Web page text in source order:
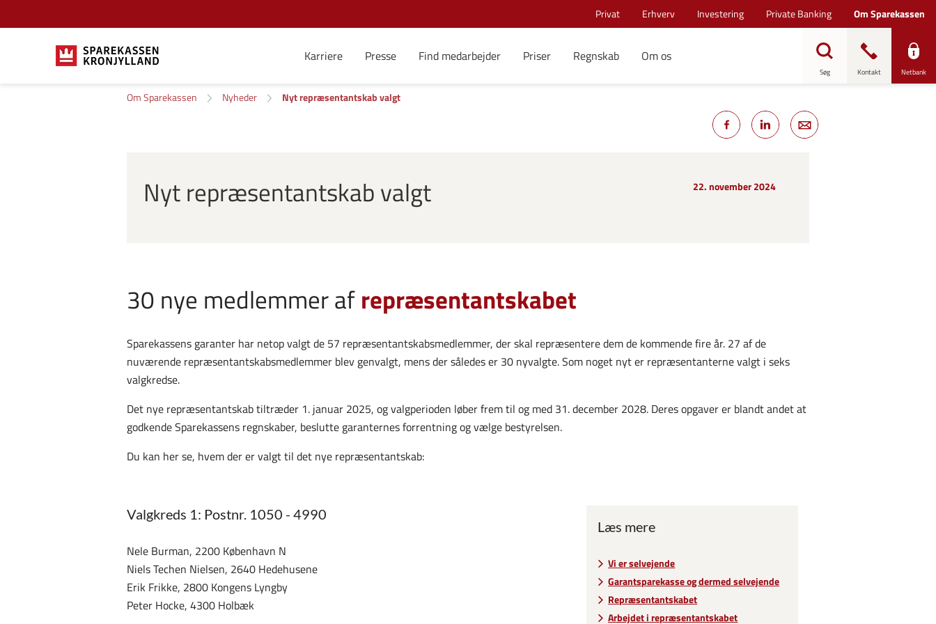
Privat Erhverv Investering Private Banking Om Sparekassen
Karriere Presse Find medarbejder Priser Regnskab Om os
Søg Kontakt Netbank
Om Sparekassen Nyheder Nyt repræsentantskab valgt
Nyt repræsentantskab valgt 22. november 2024
30 nye medlemmer afrepræsentantskabet
Sparekassens garanter har netop valgt de 57 repræsentantskabsmedlemmer, der skal repræsentere dem de kommende fire år. 27 af de
nuværende repræsentantskabsmedlemmer blev genvalgt, mens der således er 30 nyvalgte. Som noget nyt er repræsentanterne valgt i seks
valgkredse.
Det nye repræsentantskab tiltræder 1. januar 2025, og valgperioden løber frem til og med 31. december 2028. Deres opgaver er blandt andet at
godkende Sparekassens regnskaber, beslutte garanternes forrentning og vælge bestyrelsen.
Du kan her se, hvem der er valgt til det nye repræsentantskab:
Valgkreds 1: Postnr. 1050 - 4990
Nele Burman, 2200 København N
Niels Techen Nielsen, 2640 Hedehusene
Erik Frikke, 2800 Kongens Lyngby
Peter Hocke, 4300 Holbæk
Læs mere
Vi er selvejende
Garantsparekasse og dermed selvejende
Repræsentantskabet
Arbejdet i repræsentantskabet